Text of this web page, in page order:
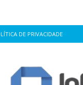
DE PRIVACIDADE